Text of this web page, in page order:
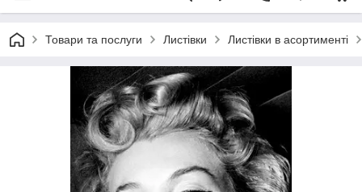
Товари та послуги Листівки Листівки в асортименті